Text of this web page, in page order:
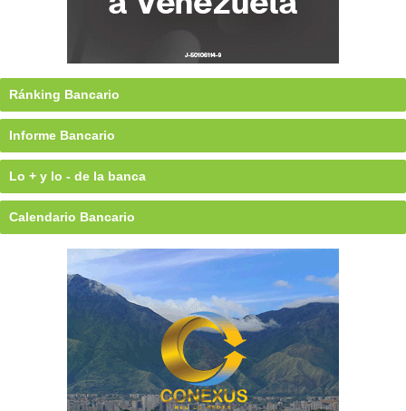
Ránking Bancario
Informe Bancario
Lo + y lo - de la banca
Calendario Bancario